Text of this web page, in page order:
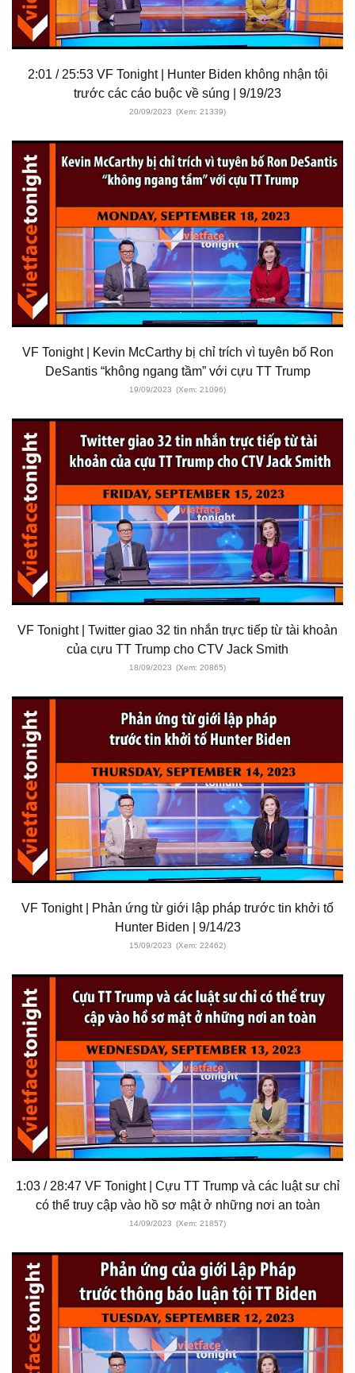
2:01 / 25:53 VF Tonight | Hunter Biden không nhận tội
trước các cáo buộc về súng | 9/19/23
20/09/2023 (Xem: 21339)
VF Tonight | Kevin McCarthy bị chỉ trích vì tuyên bố Ron
DeSantis “không ngang tầm” với cựu TT Trump
19/09/2023 (Xem: 21096)
VF Tonight | Twitter giao 32 tin nhắn trực tiếp từ tài khoản
của cựu TT Trump cho CTV Jack Smith
18/09/2023 (Xem: 20865)
VF Tonight | Phản ứng từ giới lập pháp trước tin khởi tố
Hunter Biden | 9/14/23
15/09/2023 (Xem: 22462)
1:03 / 28:47 VF Tonight | Cựu TT Trump và các luật sư chỉ
có thể truy cập vào hồ sơ mật ở những nơi an toàn
14/09/2023 (Xem: 21857)